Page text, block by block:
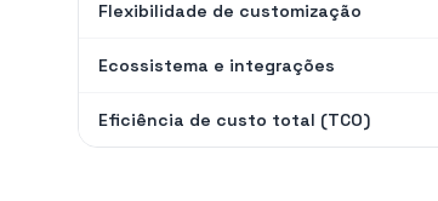
Flexibilidade de customização
Ecossistema e integrações
Eficiência de custo total (TCO)